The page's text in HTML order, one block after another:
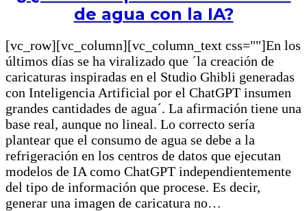
de agua con la IA?
[vc_row][vc_column][vc_column_text css=""]En los
últimos días se ha viralizado que ´la creación de
caricaturas inspiradas en el Studio Ghibli generadas
con Inteligencia Artificial por el ChatGPT insumen
grandes cantidades de agua´. La afirmación tiene una
base real, aunque no lineal. Lo correcto sería
plantear que el consumo de agua se debe a la
refrigeración en los centros de datos que ejecutan
modelos de IA como ChatGPT independientemente
del tipo de información que procese. Es decir,
generar una imagen de caricatura no…